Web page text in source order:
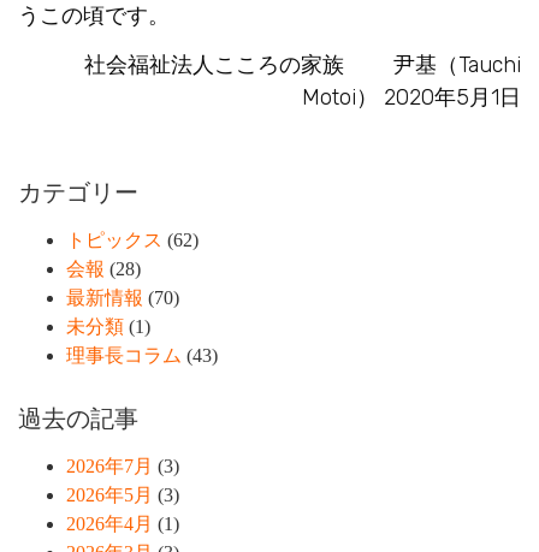
うこの頃です。
社会福祉法人こころの家族 尹基（Tauchi
Motoi） 2020年5月1日
カテゴリー
トピックス (62)
会報 (28)
最新情報 (70)
未分類 (1)
理事長コラム (43)
過去の記事
2026年7月 (3)
2026年5月 (3)
2026年4月 (1)